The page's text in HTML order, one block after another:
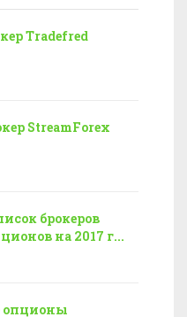
Tradefred
StreamForex
брокеров
на 2017 г...
опционы